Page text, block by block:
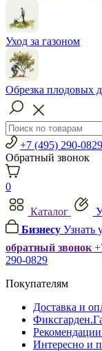
Уход за газоном
Обрезка плодовых
+7 (495) 290-0829
Обратный звонок
0
Каталог
Бизнесу Узнать
обратный звонок
290-0829
Покупателям
Доставка и
Интересно и